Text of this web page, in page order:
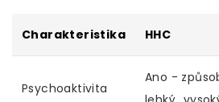
Charakteristika HHC
Psychoaktivita
Ano -